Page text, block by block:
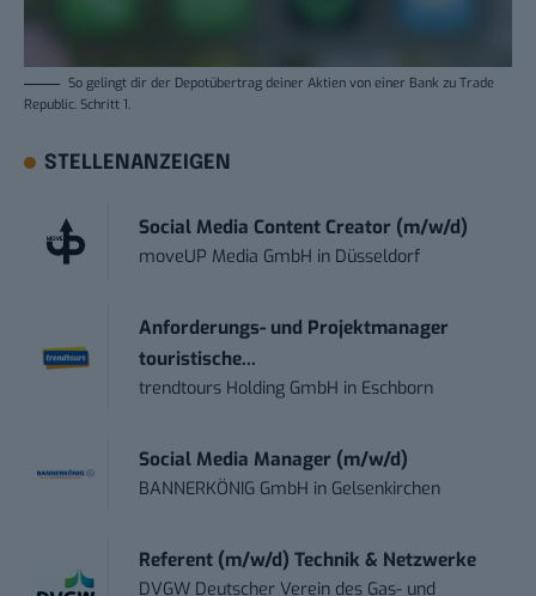
So gelingt dir der Depotübertrag deiner Aktien von einer Bank zu Trade
Republic. Schritt 1.
STELLENANZEIGEN
Social Media Content Creator (m/w/d)
moveUP Media GmbH in Düsseldorf
Anforderungs- und Projektmanager
touristische...
trendtours Holding GmbH in Eschborn
Social Media Manager (m/w/d)
BANNERKÖNIG GmbH in Gelsenkirchen
Referent (m/w/d) Technik & Netzwerke
DVGW Deutscher Verein des Gas- und